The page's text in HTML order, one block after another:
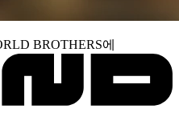
BROTHERS에